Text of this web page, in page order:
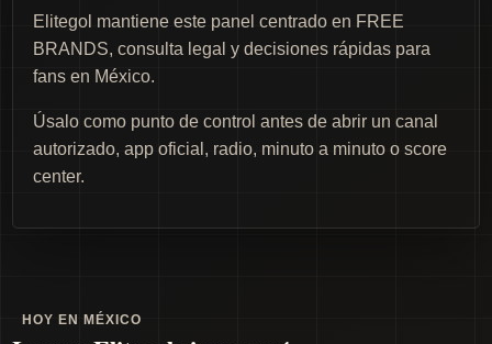
Elitegol mantiene este panel centrado en FREE
BRANDS, consulta legal y decisiones rápidas para
fans en México.
Úsalo como punto de control antes de abrir un canal
autorizado, app oficial, radio, minuto a minuto o score
center.
HOY EN MÉXICO